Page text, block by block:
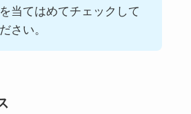
当てはめてチェックして
さい。